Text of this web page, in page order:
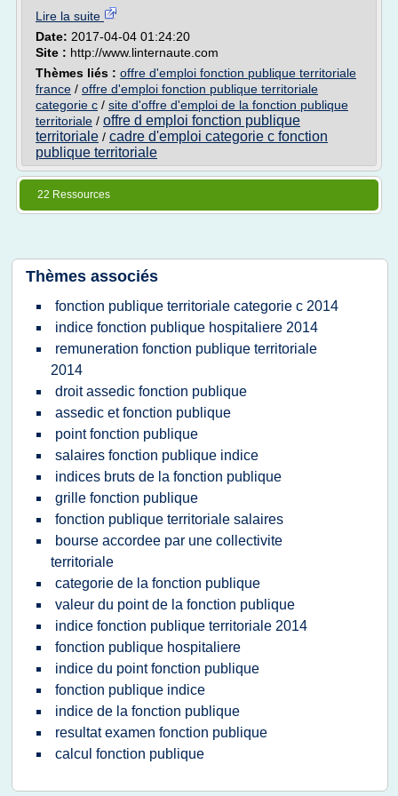
Lire la suite
Date: 2017-04-04 01:24:20
Site : http://www.linternaute.com
Thèmes liés : offre d'emploi fonction publique territoriale
france / offre d'emploi fonction publique territoriale
categorie c / site d'offre d'emploi de la fonction publique
territoriale / offre d emploi fonction publique
territoriale / cadre d'emploi categorie c fonction
publique territoriale
22 Ressources
Thèmes associés
fonction publique territoriale categorie c 2014
indice fonction publique hospitaliere 2014
remuneration fonction publique territoriale
2014
droit assedic fonction publique
assedic et fonction publique
point fonction publique
salaires fonction publique indice
indices bruts de la fonction publique
grille fonction publique
fonction publique territoriale salaires
bourse accordee par une collectivite
territoriale
categorie de la fonction publique
valeur du point de la fonction publique
indice fonction publique territoriale 2014
fonction publique hospitaliere
indice du point fonction publique
fonction publique indice
indice de la fonction publique
resultat examen fonction publique
calcul fonction publique